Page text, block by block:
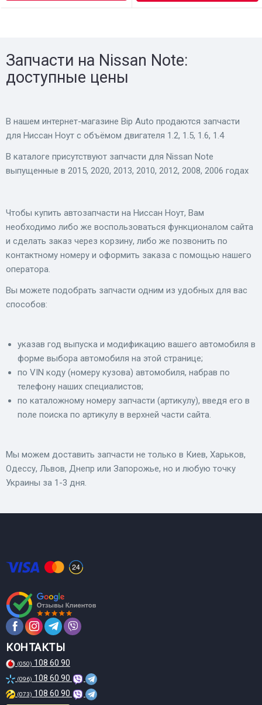
Запчасти на Nissan Note:
доступные цены
В нашем интернет-магазине Bip Auto продаются запчасти
для Ниссан Ноут с объёмом двигателя 1.2, 1.5, 1.6, 1.4
В каталоге присутствуют запчасти для Nissan Note
выпущенные в 2015, 2020, 2013, 2010, 2012, 2008, 2006 годах
Чтобы купить автозапчасти на Ниссан Ноут, Вам
необходимо либо же воспользоваться функционалом сайта
и сделать заказ через корзину, либо же позвонить по
контактному номеру и оформить заказа с помощью нашего
оператора.
Вы можете подобрать запчасти одним из удобных для вас
способов:
указав год выпуска и модификацию вашего автомобиля в
форме выбора автомобиля на этой странице;
по VIN коду (номеру кузова) автомобиля, набрав по
телефону наших специалистов;
по каталожному номеру запчасти (артикулу), введя его в
поле поиска по артикулу в верхней части сайта.
Мы можем доставить запчасти не только в Киев, Харьков,
Одессу, Львов, Днепр или Запорожье, но и любую точку
Украины за 1-3 дня.
КОНТАКТЫ
(050) 108 60 90
(096) 108 60 90
(073) 108 60 90